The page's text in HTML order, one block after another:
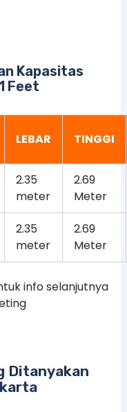
Kapasitas
Feet
LEBAR TINGGI
2.35
meter
2.69
Meter
2.35
meter
2.69
Meter
info selanjutnya
Ditanyakan